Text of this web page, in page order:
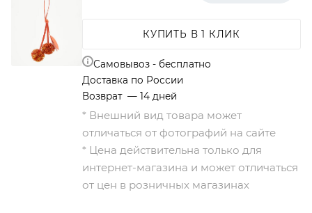
КУПИТЬ В 1 КЛИК
Самовывоз - бесплатно
Доставка по России
Возврат — 14 дней
* Внешний вид товара может
отличаться от фотографий на сайте
* Цена действительна только для
интернет-магазина и может отличаться
от цен в розничных магазинах